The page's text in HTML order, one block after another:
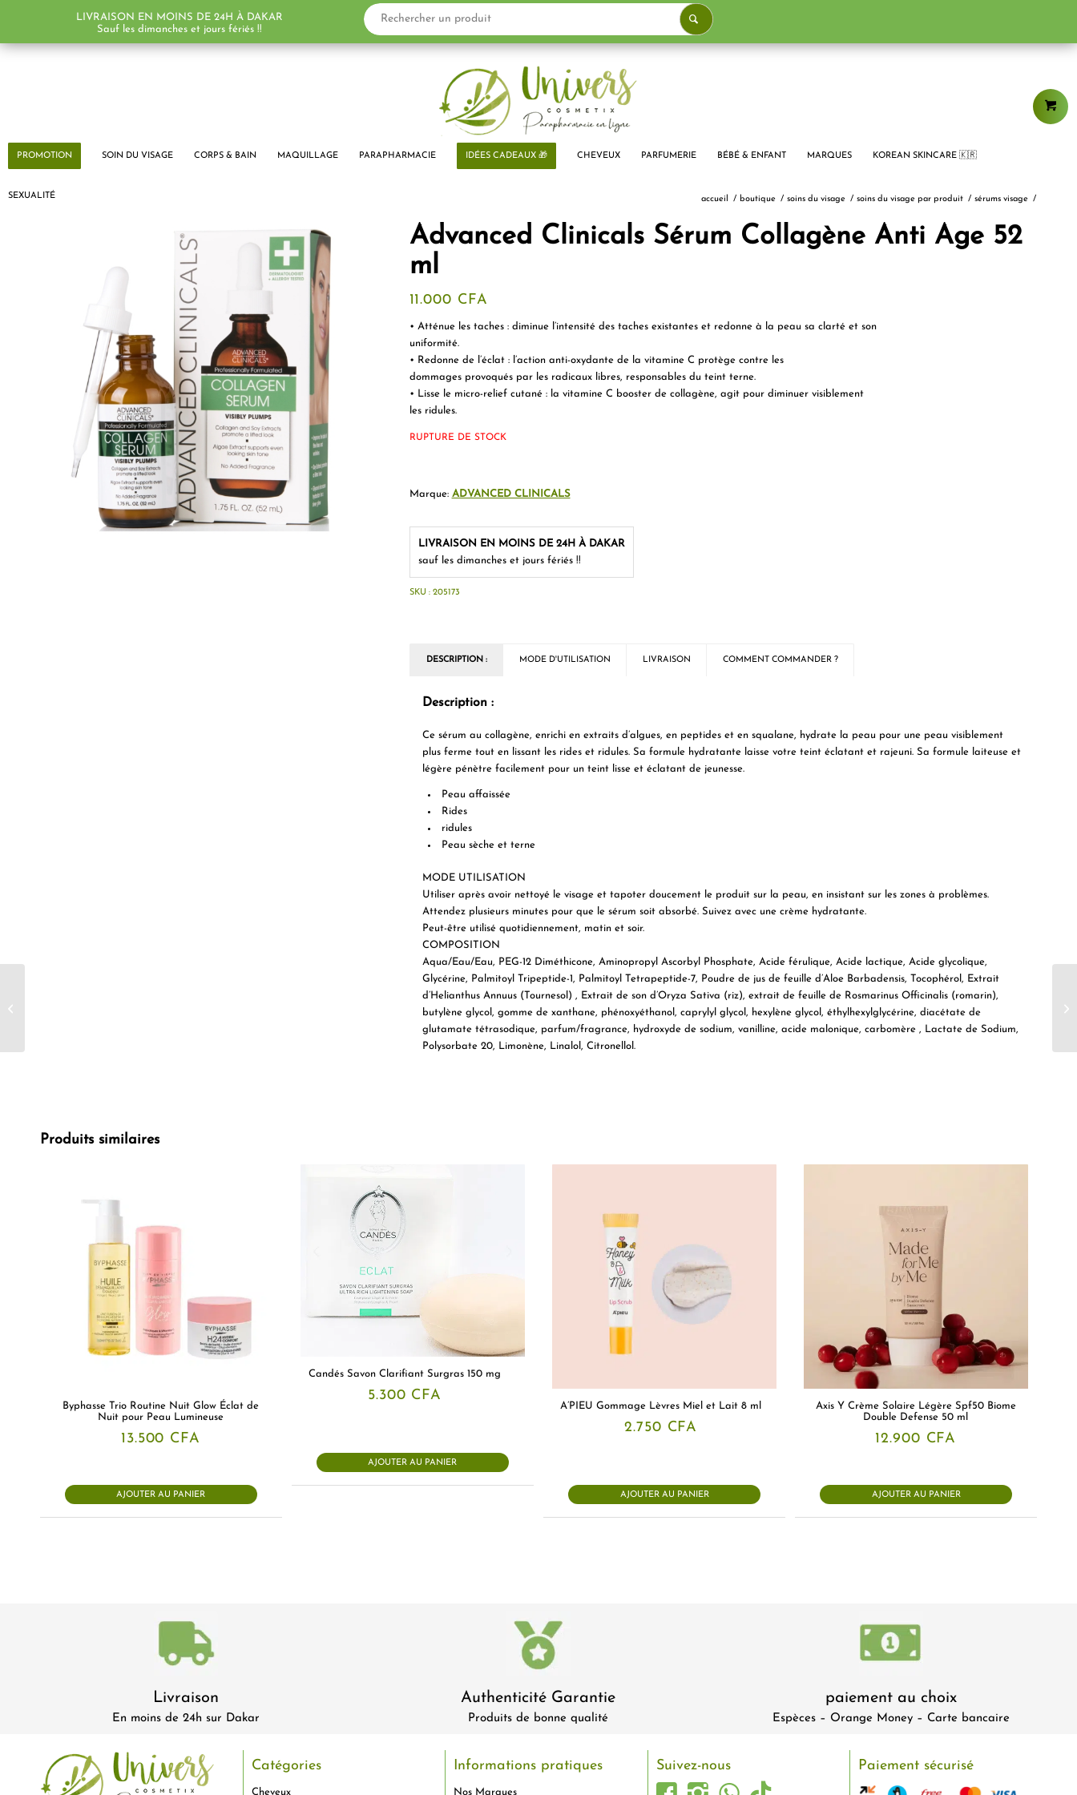
PROMOTION SOIN DU VISAGE CORPS & BAIN MAQUILLAGE PARAPHARMACIE IDÉES CADEAUX 🎁 CHEVEUX PARFUMERIE BÉBÉ & ENFANT MARQUES KOREAN SKINCARE 🇰🇷
SEXUALITÉ accueil / boutique / soins du visage / soins du visage par produit / sérums visage /
Advanced Clinicals Sérum Collagène Anti Age 52
ml
11.000 CFA
• Atténue les taches : diminue l’intensité des taches existantes et redonne à la peau sa clarté et son
uniformité.
• Redonne de l’éclat : l’action anti-oxydante de la vitamine C protège contre les
dommages provoqués par les radicaux libres, responsables du teint terne.
• Lisse le micro-relief cutané : la vitamine C booster de collagène, agit pour diminuer visiblement
les ridules.
RUPTURE DE STOCK
Marque: ADVANCED CLINICALS
LIVRAISON EN MOINS DE 24H À DAKAR
sauf les dimanches et jours fériés !!
SKU : 205173
DESCRIPTION : MODE D'UTILISATION LIVRAISON COMMENT COMMANDER ?
Description :
Ce sérum au collagène, enrichi en extraits d’algues, en peptides et en squalane, hydrate la peau pour une peau visiblement
plus ferme tout en lissant les rides et ridules. Sa formule hydratante laisse votre teint éclatant et rajeuni. Sa formule laiteuse et
légère pénètre facilement pour un teint lisse et éclatant de jeunesse.
Peau affaissée
Rides
ridules
Peau sèche et terne
MODE UTILISATION
Utiliser après avoir nettoyé le visage et tapoter doucement le produit sur la peau, en insistant sur les zones à problèmes.
Attendez plusieurs minutes pour que le sérum soit absorbé. Suivez avec une crème hydratante.
Peut-être utilisé quotidiennement, matin et soir.
COMPOSITION
Aqua/Eau/Eau, PEG-12 Diméthicone, Aminopropyl Ascorbyl Phosphate, Acide férulique, Acide lactique, Acide glycolique,
Glycérine, Palmitoyl Tripeptide-1, Palmitoyl Tetrapeptide-7, Poudre de jus de feuille d’Aloe Barbadensis, Tocophérol, Extrait
d’Helianthus Annuus (Tournesol) , Extrait de son d’Oryza Sativa (riz), extrait de feuille de Rosmarinus Officinalis (romarin),
butylène glycol, gomme de xanthane, phénoxyéthanol, caprylyl glycol, hexylène glycol, éthylhexylglycérine, diacétate de
glutamate tétrasodique, parfum/fragrance, hydroxyde de sodium, vanilline, acide malonique, carbomère , Lactate de Sodium,
Polysorbate 20, Limonène, Linalol, Citronellol.
Produits similaires
Byphasse Trio Routine Nuit Glow Éclat de
Nuit pour Peau Lumineuse
13.500 CFA
AJOUTER AU PANIER
Candés Savon Clarifiant Surgras 150 mg
5.300 CFA
AJOUTER AU PANIER
A’PIEU Gommage Lèvres Miel et Lait 8 ml
2.750 CFA
AJOUTER AU PANIER
Axis Y Crème Solaire Légère Spf50 Biome
Double Defense 50 ml
12.900 CFA
AJOUTER AU PANIER
LIVRAISON EN MOINS DE 24H À DAKAR
Sauf les dimanches et jours fériés !!
Livraison
En moins de 24h sur Dakar
Authenticité Garantie
Produits de bonne qualité
paiement au choix
Espèces – Orange Money – Carte bancaire
Catégories
Cheveux
Informations pratiques
Nos Marques
Suivez-nous Paiement sécurisé